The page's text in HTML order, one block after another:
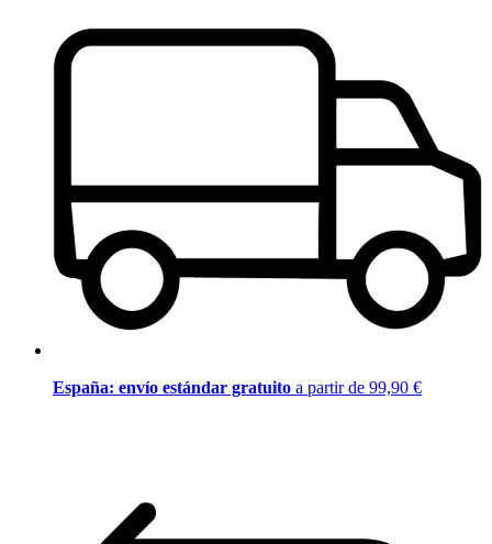
España: envío estándar gratuito a partir de 99,90 €